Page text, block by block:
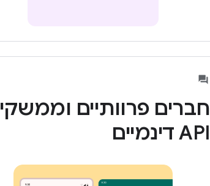
חברים פרוותיים וממשקי
API דינמיים